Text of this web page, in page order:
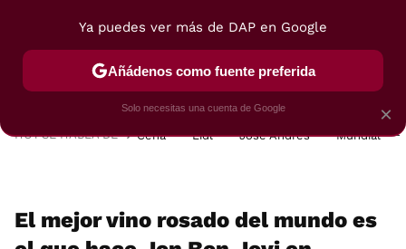
POSTRES VIAJES SELECCIÓN VEGUI
HOY SE HABLA DE Cena Lidl José Andrés Mundial
El mejor vino rosado del mundo es
×
Ya puedes ver más de DAP en Google
Añádenos como fuente preferida
Solo necesitas una cuenta de Google